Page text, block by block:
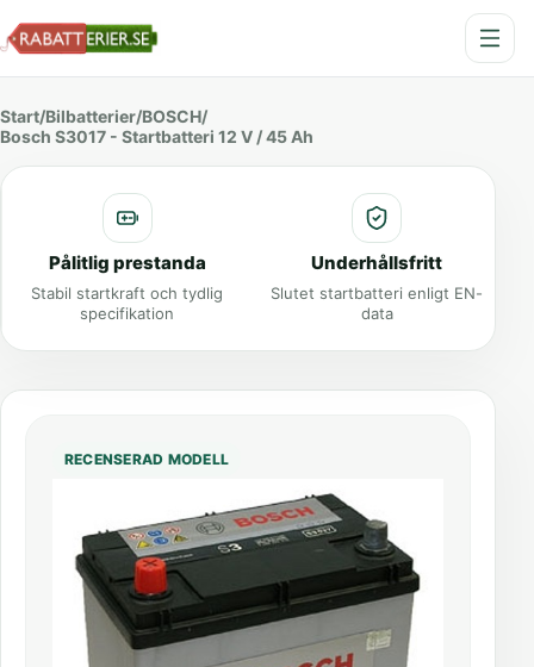
Start/Bilbatterier/BOSCH/
Bosch S3017 - Startbatteri 12 V / 45 Ah
Pålitlig prestanda
Stabil startkraft och tydlig
specifikation
Underhållsfritt
Slutet startbatteri enligt EN-
data
RECENSERAD MODELL